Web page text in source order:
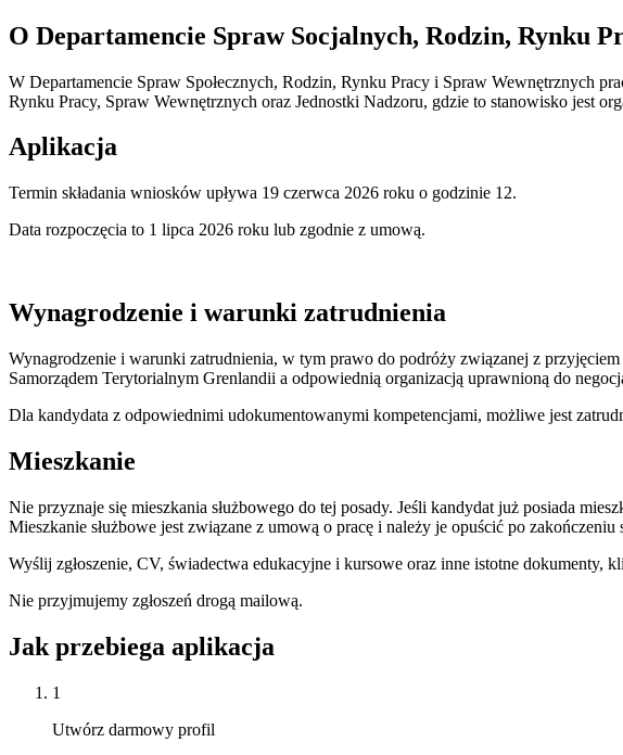
O Departamencie Spraw Socjalnych, Rodzin, Rynku
W Departamencie Spraw Społecznych, Rodzin, Rynku Pracy i Spraw Wewnętrznych
Rynku Pracy, Spraw Wewnętrznych oraz Jednostki Nadzoru, gdzie to stanowisko jest
Aplikacja
Termin składania wniosków upływa 19 czerwca 2026 roku o godzinie 12.
Data rozpoczęcia to 1 lipca 2026 roku lub zgodnie z umową.
Wynagrodzenie i warunki zatrudnienia
Wynagrodzenie i warunki zatrudnienia, w tym prawo do podróży związanej z
Samorządem Terytorialnym Grenlandii a odpowiednią organizacją uprawnioną do
Dla kandydata z odpowiednimi udokumentowanymi kompetencjami, możliwe jest
Mieszkanie
Nie przyznaje się mieszkania służbowego do tej posady. Jeśli kandydat już posiada
Mieszkanie służbowe jest związane z umową o pracę i należy je opuścić po zakończeniu
Wyślij zgłoszenie, CV, świadectwa edukacyjne i kursowe oraz inne istotne dokumenty,
Nie przyjmujemy zgłoszeń drogą mailową.
Jak przebiega aplikacja
1
Utwórz darmowy profil